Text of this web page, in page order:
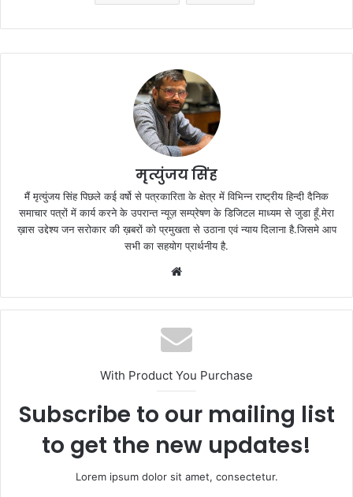
मृत्युंजय सिंह
मैं मृत्युंजय सिंह पिछले कई वर्षो से पत्रकारिता के क्षेत्र में विभिन्न राष्ट्रीय हिन्दी दैनिक
समाचार पत्रों में कार्य करने के उपरान्त न्यूज़ सम्प्रेषण के डिजिटल माध्यम से जुडा हूँ.मेरा
ख़ास उद्देश्य जन सरोकार की ख़बरों को प्रमुखता से उठाना एवं न्याय दिलाना है.जिसमे आप
सभी का सहयोग प्रार्थनीय है.
With Product You Purchase
Subscribe to our mailing list
to get the new updates!
Lorem ipsum dolor sit amet, consectetur.